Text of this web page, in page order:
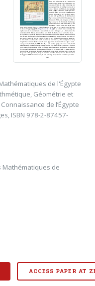
de l'Égypte
Géométrie et
de l’Égypte
ISBN 978-2-87457-
Mathématiques de
ACCESS PAPER AT